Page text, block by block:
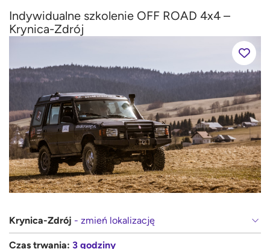
Indywidualne szkolenie OFF ROAD 4x4 –
Krynica-Zdrój
Krynica-Zdrój - zmień lokalizację
Czas trwania: 3 godziny